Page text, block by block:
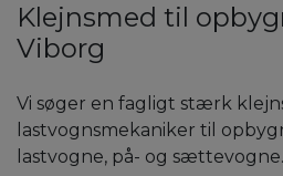
Klejnsmed til
Viborg
Vi søger en fagligt stærk
lastvognsmekaniker til
lastvogne, på- og sættevogne.